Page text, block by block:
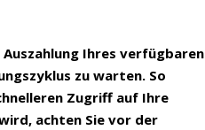
Auszahlung Ihres verfügbaren
zu warten. So
Zugriff auf Ihre
achten Sie vor der